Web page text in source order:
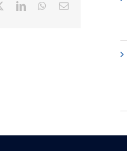
LinkedInWhatsApp
Correo